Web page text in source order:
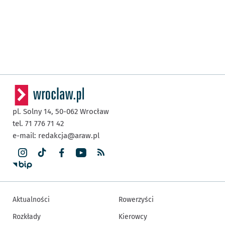
pl. Solny 14, 50-062 Wrocław
tel. 71 776 71 42
e-mail: redakcja@araw.pl
Aktualności
Rozkłady
Rowerzyści
Kierowcy